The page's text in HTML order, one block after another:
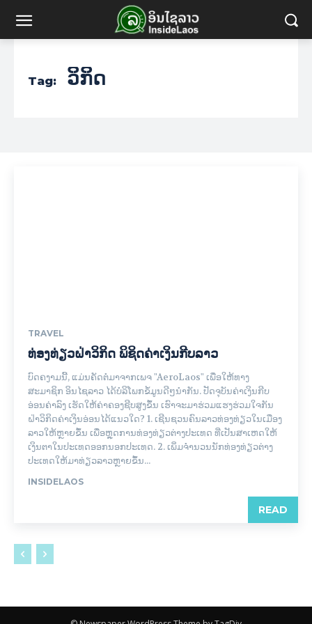
Tag: ວິກິດ
TRAVEL
ທ່ອງທ່ຽວຝ່າວິກິດ ພິຊິດຄ່າເງິນກີບລາວ
ບົດຄງາມນີ້, ແມ່ນຄັດຕໍ່ມາຈາກເພຈ "AeroLaos" ເພື່ອໃຫ້ທາງ
ສະມາຊິກ ອິນໄຊລາວ ໄດ້ບໍລິໂພກຂໍ້ມູນດີໆນຳກັນ. ປັດຈຸບັນຄ່າເງິນກີບ
ອ່ອນຄ່າລົງ ເຮັດໃຫ້ຄ່າຄອງຊີບສູງຂຶ້ນ ເຮົາຈະມາຮ່ວມແຮງຮ່ວມໃຈກັນ
ຝ່າວິກິດຄ່າເງິນອ່ອນໄດ້ແນວໃດ? 1. ເຊີນຊວນຄົນລາວທ່ອງທ່ຽວໃນເມືອງ
ລາວໃຫ້ຫຼາຍຂຶ້ນ ເພື່ອຫຼຸດການທ່ອງທ່ຽວຕ່າງປະເທດ ທີ່ເປັນສາເຫດໃຫ້
ເງິນຕາໃນປະເທດອອກນອກປະເທດ. 2. ເພິ່ມຈຳນວນນັກທ່ອງທ່ຽວຕ່າງ
ປະເທດໃຫ້ມາທ່ຽວລາວຫຼາຍຂຶ້ນ...
INSIDELAOS
READ